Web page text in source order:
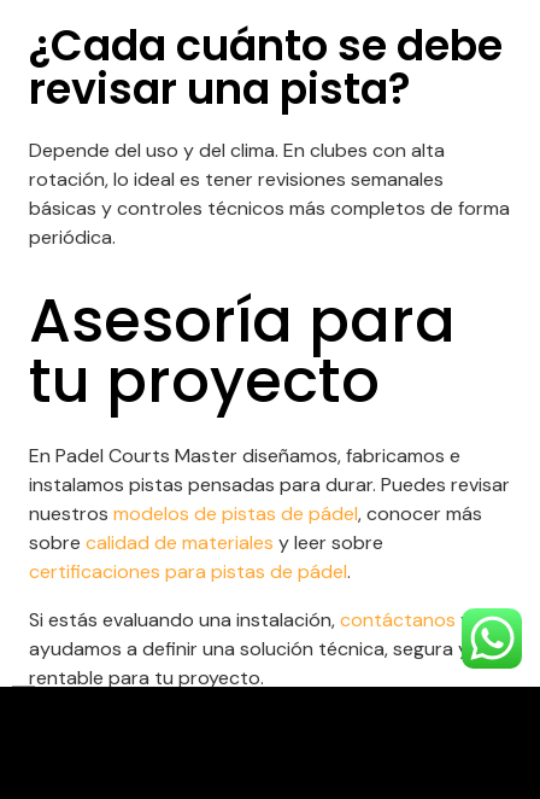
¿Cada cuánto se debe
revisar una pista?
Depende del uso y del clima. En clubes con alta
rotación, lo ideal es tener revisiones semanales
básicas y controles técnicos más completos de forma
periódica.
Asesoría para
tu proyecto
En Padel Courts Master diseñamos, fabricamos e
instalamos pistas pensadas para durar. Puedes revisar
nuestros modelos de pistas de pádel, conocer más
sobre calidad de materiales y leer sobre
certificaciones para pistas de pádel.
Si estás evaluando una instalación,contáctanos y te
ayudamos a definir una solución técnica, segura y
rentable para tu proyecto.